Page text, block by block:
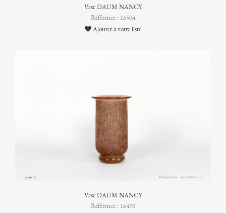
Vase DAUM NANCY
Référence : 16504
Ajouter à votre liste
Vase DAUM NANCY
Référence : 16470